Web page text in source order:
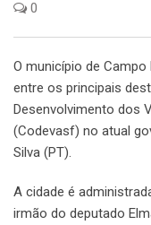
0
O município de
entre os principais
Desenvolvimento dos
(Codevasf) no atual
Silva (PT).
A cidade é
irmão do deputado